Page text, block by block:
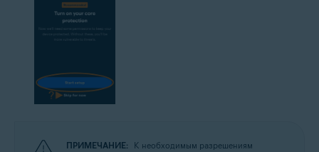
ПРИМЕЧАНИЕ:
К необходимым разрешениям